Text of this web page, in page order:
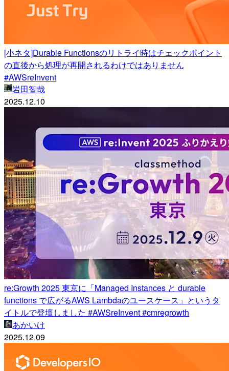
[小ネタ]Durable Functionsのリトライ時はチェックポイント
の直後から処理が再開されるわけではありません
#AWSreInvent
岩田智哉
2025.12.10
re:Growth 2025 東京に「Managed Instances と durable
functions で広がるAWS Lambdaのユースケース」というタ
イトルで登壇しました #AWSreInvent #cmregrowth
あかいけ
2025.12.09